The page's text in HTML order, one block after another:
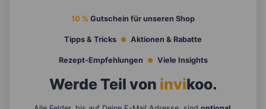
10 % Gutschein für unseren Shop
Tipps & Tricks Aktionen & Rabatte
Rezept-Empfehlungen Viele Insights
Werde Teil von invikoo.